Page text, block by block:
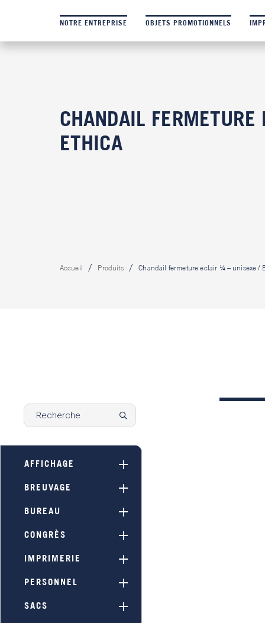
NOTRE ENTREPRISE OBJETS PROMOTIONNELS
CHANDAIL
ETHICA
Accueil Produits Chandail fermeture éclair ¼ – unisexe /
AFFICHAGE
BREUVAGE
BUREAU
CONGRÈS
IMPRIMERIE
PERSONNEL
SACS